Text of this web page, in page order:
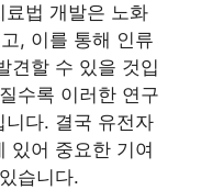
료법 개발은 노화
, 이를 통해 인류
견할 수 있을 것입
수록 이러한 연구
니다. 결국 유전자
있어 중요한 기여
습니다.